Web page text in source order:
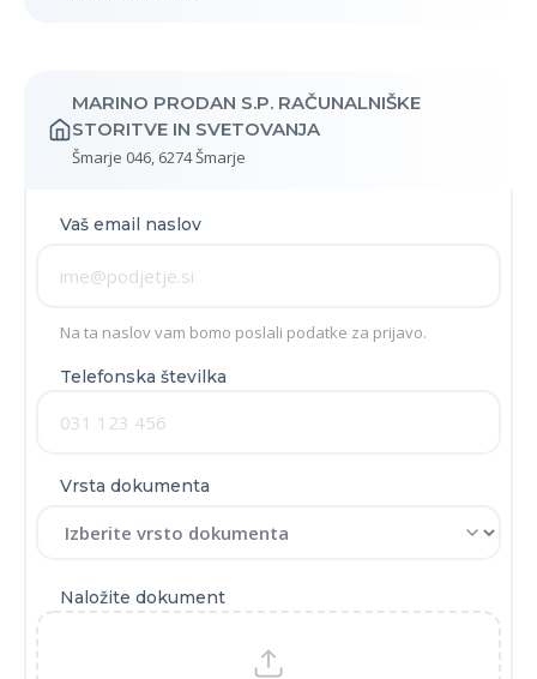
MARINO PRODAN S.P. RAČUNALNIŠKE
STORITVE IN SVETOVANJA
Šmarje 046, 6274 Šmarje
Vaš email naslov
Na ta naslov vam bomo poslali podatke za prijavo.
Telefonska številka
Vrsta dokumenta
Naložite dokument